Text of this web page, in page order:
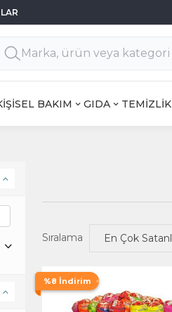
BAKIM GIDA TEMİZLİK
Sıralama
%8 İndirim